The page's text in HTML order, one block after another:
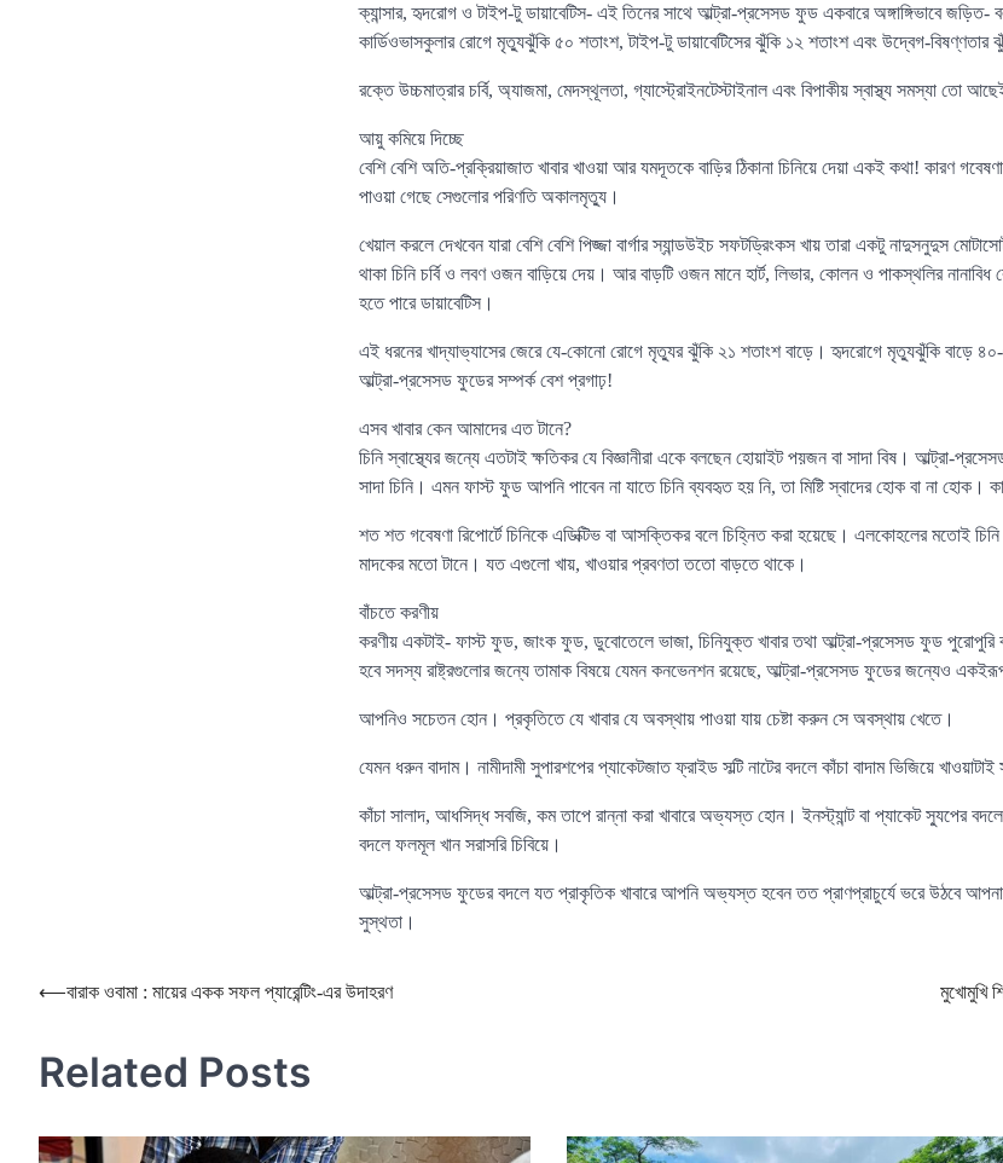
ক্যান্সার, হৃদরোগ ও টাইপ-টু ডায়াবেটিস- এই তিনের সাথে আল্ট্রা-প্রসেসড ফুড একবারে অঙ্গাঙ্গিভাবে জড়িত-
কার্ডিওভাসকুলার রোগে মৃত্যুঝুঁকি ৫০ শতাংশ, টাইপ-টু ডায়াবেটিসের ঝুঁকি ১২ শতাংশ এবং উদ্বেগ-বিষণ্ণতার
রক্তে উচ্চমাত্রার চর্বি, অ্যাজমা, মেদস্থূলতা, গ্যাস্ট্রোইনটেস্টাইনাল এবং বিপাকীয় স্বাস্থ্য সমস্যা তো
আয়ু কমিয়ে দিচ্ছে
বেশি বেশি অতি-প্রক্রিয়াজাত খাবার খাওয়া আর যমদূতকে বাড়ির ঠিকানা চিনিয়ে দেয়া একই কথা! কারণ
পাওয়া গেছে সেগুলোর পরিণতি অকালমৃত্যু।
খেয়াল করলে দেখবেন যারা বেশি বেশি পিজ্জা বার্গার স্যান্ডউইচ সফটড্রিংকস খায় তারা একটু নাদুসনুদুস
থাকা চিনি চর্বি ও লবণ ওজন বাড়িয়ে দেয়। আর বাড়টি ওজন মানে হার্ট, লিভার, কোলন ও পাকস্থলির
হতে পারে ডায়াবেটিস।
এই ধরনের খাদ্যাভ্যাসের জেরে যে-কোনো রোগে মৃত্যুর ঝুঁকি ২১ শতাংশ বাড়ে। হৃদরোগে মৃত্যুঝুঁকি বাড়ে
আল্ট্রা-প্রসেসড ফুডের সম্পর্ক বেশ প্রগাঢ়!
এসব খাবার কেন আমাদের এত টানে?
চিনি স্বাস্থ্যের জন্যে এতটাই ক্ষতিকর যে বিজ্ঞানীরা একে বলছেন হোয়াইট পয়জন বা সাদা বিষ। আল্ট্রা-
সাদা চিনি। এমন ফাস্ট ফুড আপনি পাবেন না যাতে চিনি ব্যবহৃত হয় নি, তা মিষ্টি স্বাদের হোক বা না হোক।
শত শত গবেষণা রিপোর্টে চিনিকে এডিক্টিভ বা আসক্তিকর বলে চিহ্নিত করা হয়েছে। এলকোহলের মতোই
মাদকের মতো টানে। যত এগুলো খায়, খাওয়ার প্রবণতা ততো বাড়তে থাকে।
বাঁচতে করণীয়
করণীয় একটাই- ফাস্ট ফুড, জাংক ফুড, ডুবোতেলে ভাজা, চিনিযুক্ত খাবার তথা আল্ট্রা-প্রসেসড ফুড পুরোপুরি
হবে সদস্য রাষ্ট্রগুলোর জন্যে তামাক বিষয়ে যেমন কনভেনশন রয়েছে, আল্ট্রা-প্রসেসড ফুডের জন্যেও
আপনিও সচেতন হোন। প্রকৃতিতে যে খাবার যে অবস্থায় পাওয়া যায় চেষ্টা করুন সে অবস্থায় খেতে।
যেমন ধরুন বাদাম। নামীদামী সুপারশপের প্যাকেটজাত ফ্রাইড সল্টি নাটের বদলে কাঁচা বাদাম ভিজিয়ে খাওয়াটাই
কাঁচা সালাদ, আধসিদ্ধ সবজি, কম তাপে রান্না করা খাবারে অভ্যস্ত হোন। ইনস্ট্যান্ট বা প্যাকেট স্যুপের
বদলে ফলমূল খান সরাসরি চিবিয়ে।
আল্ট্রা-প্রসেসড ফুডের বদলে যত প্রাকৃতিক খাবারে আপনি অভ্যস্ত হবেন তত প্রাণপ্রাচুর্যে ভরে উঠবে
সুস্থতা।
Post
⟵বারাক ওবামা : মায়ের একক সফল প্যারেন্টিং-এর উদাহরণ মুখোমুখি
Related Posts